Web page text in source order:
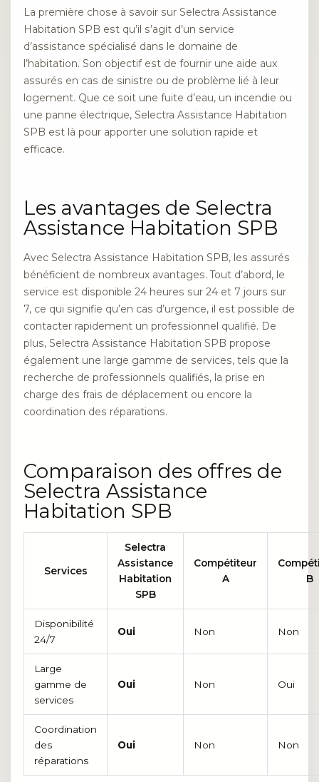
La première chose à savoir sur Selectra Assistance
Habitation SPB est qu’il s’agit d’un service
d’assistance spécialisé dans le domaine de
l’habitation. Son objectif est de fournir une aide aux
assurés en cas de sinistre ou de problème lié à leur
logement. Que ce soit une fuite d’eau, un incendie ou
une panne électrique, Selectra Assistance Habitation
SPB est là pour apporter une solution rapide et
efficace.
Les avantages de Selectra
Assistance Habitation SPB
Avec Selectra Assistance Habitation SPB, les assurés
bénéficient de nombreux avantages. Tout d’abord, le
service est disponible 24 heures sur 24 et 7 jours sur
7, ce qui signifie qu’en cas d’urgence, il est possible de
contacter rapidement un professionnel qualifié. De
plus, Selectra Assistance Habitation SPB propose
également une large gamme de services, tels que la
recherche de professionnels qualifiés, la prise en
charge des frais de déplacement ou encore la
coordination des réparations.
Comparaison des offres de
Selectra Assistance
Habitation SPB
Services
Selectra
Assistance
Habitation
SPB
Compétiteur
A
B
Disponibilité
24/7
Oui Non Non
Large
gamme de
services
Oui Non Oui
Coordination
des
réparations
Oui Non Non